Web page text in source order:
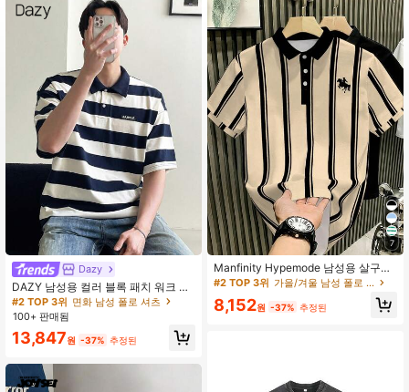
4.81 140K 팔로워
4.81 140K 팔로워
4.81 140K 팔로워
4.81 140K 팔로워
Dazy
DAZY 남성용 컬러 블록 패치 워크 폴
로 셔츠, 여름용
#2 TOP 3위 면화 남성 폴로 셔츠
100+ 판매됨
13,847원 -37% 추정된
7
Manfinity Hypemode 남성용 살구색
클래식 캐주얼 스트라이프 승마 패턴
#2 TOP 3위 가을/겨울 남성 폴로 셔츠
8,152원 -37% 추정된